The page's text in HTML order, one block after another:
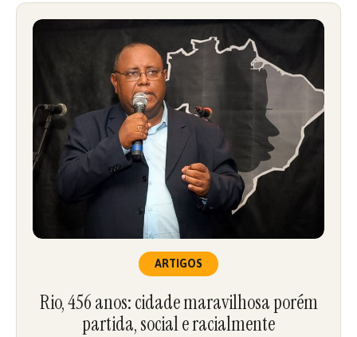
ARTIGOS
Rio, 456 anos: cidade maravilhosa porém
partida, social e racialmente